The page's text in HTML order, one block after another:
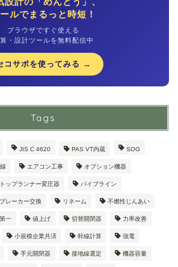
ルでまるっと時短！
ブラウザですぐ使える
・設計ツールを無料配信中
コサポを使ってみる →
Tags
JIS C 4620 PAS VT内蔵 SOG
エアコン工事 オプション機器
トップランナー変圧器 パイプライン
ブレーカー交換 リネーム 不燃性じんあい
一 値上げ 切替開閉器 力率改善
小規模企業共済 幹線計算 強電
手元開閉器 接地線選定 機器容量